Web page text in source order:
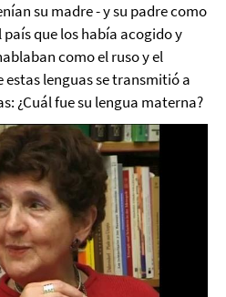
su madre - y su padre como
que los había acogido y
como el ruso y el
estas lenguas se transmitió a
¿Cuál fue su lengua materna?